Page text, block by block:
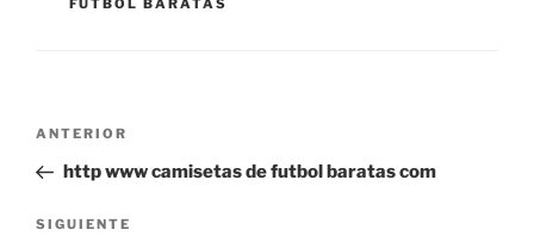
FUTBOL BARATAS
Navegación
entradas
Entrada
anterior:
ANTERIOR
http www camisetas de futbol baratas com
Siguiente
SIGUIENTE